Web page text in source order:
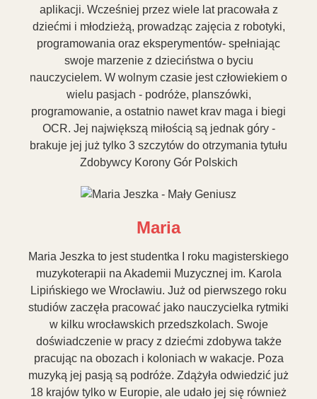
aplikacji. Wcześniej przez wiele lat pracowała z
dziećmi i młodzieżą, prowadząc zajęcia z robotyki,
programowania oraz eksperymentów- spełniając
swoje marzenie z dzieciństwa o byciu
nauczycielem. W wolnym czasie jest człowiekiem o
wielu pasjach - podróże, planszówki,
programowanie, a ostatnio nawet krav maga i biegi
OCR. Jej największą miłością są jednak góry -
brakuje jej już tylko 3 szczytów do otrzymania tytułu
Zdobywcy Korony Gór Polskich
Maria
Maria Jeszka to jest studentka I roku magisterskiego
muzykoterapii na Akademii Muzycznej im. Karola
Lipińskiego we Wrocławiu. Już od pierwszego roku
studiów zaczęła pracować jako nauczycielka rytmiki
w kilku wrocławskich przedszkolach. Swoje
doświadczenie w pracy z dziećmi zdobywa także
pracując na obozach i koloniach w wakacje. Poza
muzyką jej pasją są podróże. Zdążyła odwiedzić już
18 krajów tylko w Europie, ale udało jej się również